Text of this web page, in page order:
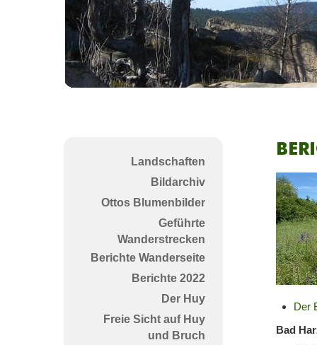
Landschaften
Bildarchiv
Ottos Blumenbilder
Geführte
Wanderstrecken
Berichte Wanderseite
Berichte 2022
Der Huy
Freie Sicht auf Huy
und Bruch
Der
Bad